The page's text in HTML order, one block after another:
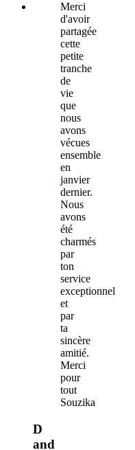
Merci
d'avoir
partagée
cette
petite
tranche
de
vie
que
nous
avons
vécues
ensemble
en
janvier
dernier.
Nous
avons
été
charmés
par
ton
service
exceptionnel
et
par
ta
sincère
amitié.
Merci
pour
tout
Souzika
D
and